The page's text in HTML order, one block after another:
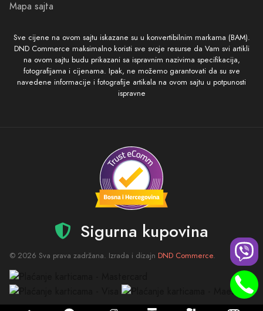
Mapa sajta
Sve cijene na ovom sajtu iskazane su u konvertibilnim markama (BAM).
DND Commerce maksimalno koristi sve svoje resurse da Vam svi artikli
na ovom sajtu budu prikazani sa ispravnim nazivima specifikacija,
fotografijama i cijenama. Ipak, ne možemo garantovati da su sve
navedene informacije i fotografije artikala na ovom sajtu u potpunosti
ispravne
Sigurna kupovina
© 2026 Sva prava zadržana. Izrada i dizajn DND Commerce.